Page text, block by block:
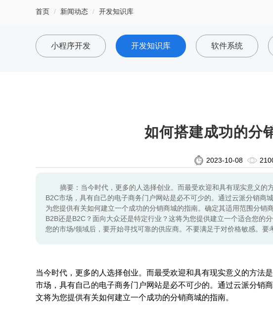
首页 新闻动态 开发知识库
小程序开发 开发知识库 软件系统
如何搭建成功的分
2023-10-08
摘要：当今时代，更多的人选择创业。而最受欢迎和具有现实意义的
B2C市场，具有自己的电子商务门户网站是必不可少的。通过云派分销商
为您提供有关如何建立一个成功的分销商城的指南。确定其适用范围分销
B2B还是B2C？面向大众还是特定行业？这将为您提供建立一个适合您的
您的市场/领域后，要开始寻找可靠的供应商。不要满足于对价格敏感。要
当今时代，更多的人选择创业。而最受欢迎和具有现实意义的方法
市场，具有自己的电子商务门户网站是必不可少的。通过云派分销
文将为您提供有关如何建立一个成功的分销商城的指南。